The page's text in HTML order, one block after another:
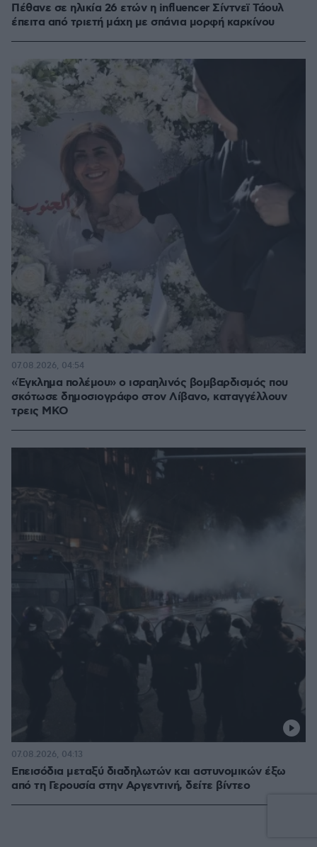
Πέθανε σε ηλικία 26 ετών η influencer Σίντνεϊ Τάουλ
έπειτα από τριετή μάχη με σπάνια μορφή καρκίνου
«Έγκλημα πολέμου» ο ισραηλινός βομβαρδισμός που
σκότωσε δημοσιογράφο στον Λίβανο, καταγγέλλουν
τρεις ΜΚΟ
07.08.2026, 04:54
Επεισόδια μεταξύ διαδηλωτών και αστυνομικών έξω
από τη Γερουσία στην Αργεντινή, δείτε βίντεο
07.08.2026, 04:13